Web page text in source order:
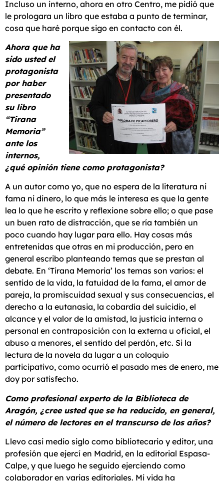
Incluso un interno, ahora en otro Centro, me pidió que
le prologara un libro que estaba a punto de terminar,
cosa que haré porque sigo en contacto con él.
Ahora que ha
sido usted el
protagonista
por haber
presentado
su libro
“Tirana
Memoria”
ante los
internos,
¿qué opinión tiene como protagonista?
A un autor como yo, que no espera de la literatura ni
fama ni dinero, lo que más le interesa es que la gente
lea lo que he escrito y reflexione sobre ello; o que pase
un buen rato de distracción, que se ría también un
poco cuando hay lugar para ello. Hay cosas más
entretenidas que otras en mi producción, pero en
general escribo planteando temas que se prestan al
debate. En ‘Tirana Memoria’ los temas son varios: el
sentido de la vida, la fatuidad de la fama, el amor de
pareja, la promiscuidad sexual y sus consecuencias, el
derecho a la eutanasia, la cobardía del suicidio, el
alcance y el valor de la amistad, la justicia interna o
personal en contraposición con la externa u oficial, el
abuso a menores, el sentido del perdón, etc. Si la
lectura de la novela da lugar a un coloquio
participativo, como ocurrió el pasado mes de enero, me
doy por satisfecho.
Como profesional experto de la Biblioteca de
Aragón, ¿cree usted que se ha reducido, en general,
el número de lectores en el transcurso de los años?
Llevo casi medio siglo como bibliotecario y editor, una
profesión que ejercí en Madrid, en la editorial Espasa-
Calpe, y que luego he seguido ejerciendo como
colaborador en varias editoriales. Mi vida ha